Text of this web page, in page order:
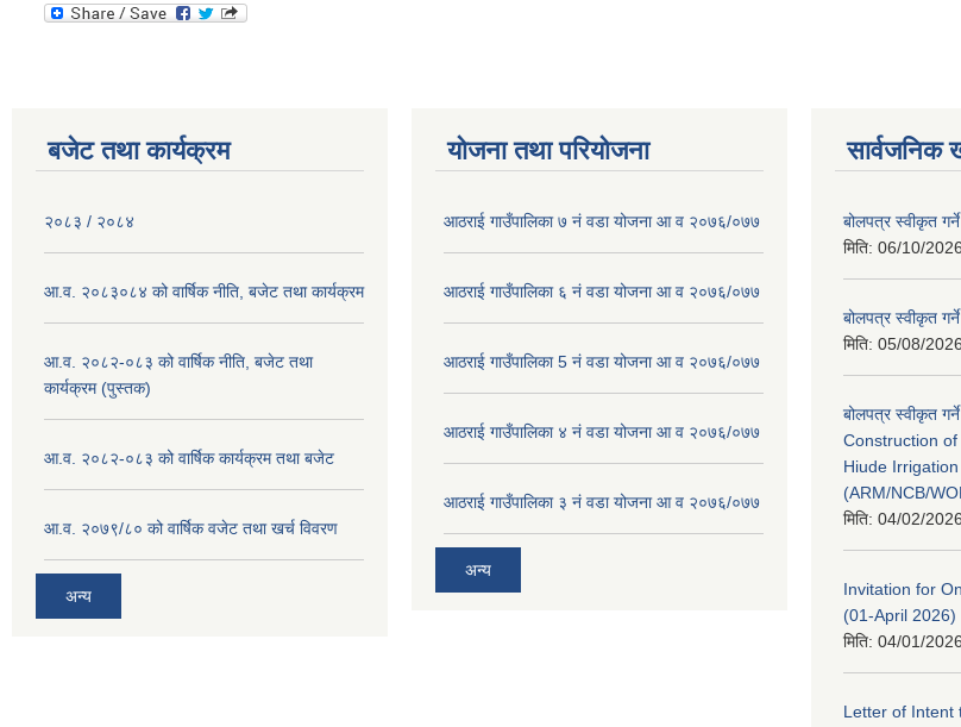
बजेट तथा कार्यक्रम
२०८३ / २०८४
आ.व. २०८३०८४ को वार्षिक नीति, बजेट तथा कार्यक्रम
आ.व. २०८२-०८३ को वार्षिक नीति, बजेट तथा
कार्यक्रम (पुस्तक)
आ.व. २०८२-०८३ को वार्षिक कार्यक्रम तथा बजेट
आ.व. २०७९/८० को वार्षिक वजेट तथा खर्च विवरण
अन्य
योजना तथा परियोजना
आठराई गाउँपालिका ७ नं वडा योजना आ व २०७६/०७७
आठराई गाउँपालिका ६ नं वडा योजना आ व २०७६/०७७
आठराई गाउँपालिका 5 नं वडा योजना आ व २०७६/०७७
आठराई गाउँपालिका ४ नं वडा योजना आ व २०७६/०७७
आठराई गाउँपालिका ३ नं वडा योजना आ व २०७६/०७७
अन्य
सार्वजनिक
बोलपत्र स्वीकृत
मिति: 06/10/
बोलपत्र स्वीकृत
मिति: 05/08/
बोलपत्र स्वीकृत
Construction
Hiude Irrigation
(ARM/NCB/
मिति: 04/02/
Invitation for
(01-April 2026)
मिति: 04/01/
Letter of Intent